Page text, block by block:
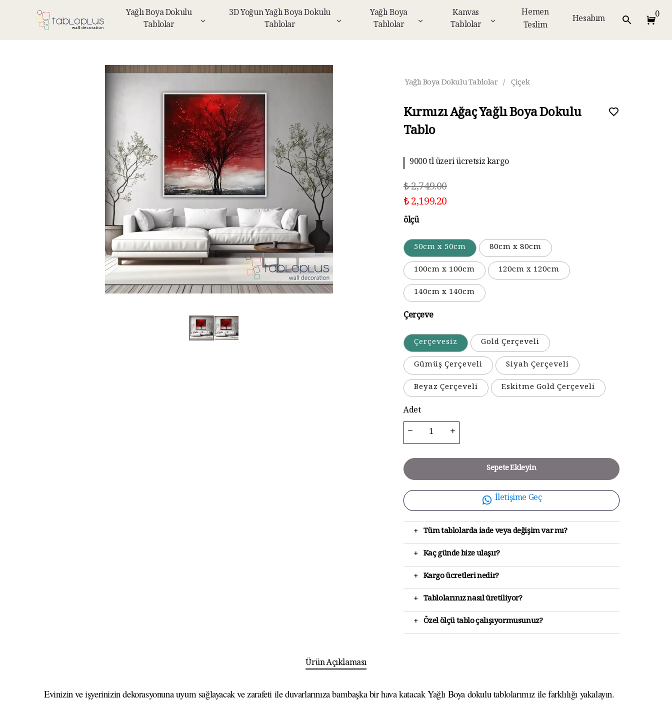
Yağlı Boya Dokulu
Tablolar
3D Yoğun Yağlı Boya Dokulu
Tablolar
Yağlı Boya
Tablolar
Kanvas
Tablolar
Hemen
Teslim
Hesabım 0
Yağlı Boya Dokulu Tablolar / Çiçek
Kırmızı Ağaç Yağlı Boya Dokulu
Tablo
10 aya kadar taksit imkanı
₺ 2,749.00
₺ 2,199.20
ölçü
50cm x 50cm
80cm x 80cm
100cm x 100cm
120cm x 120cm
140cm x 140cm
Çerçeve
Çerçevesiz
Gold Çerçeveli
Gümüş Çerçeveli
Siyah Çerçeveli
Beyaz Çerçeveli
Eskitme Gold Çerçeveli
Adet
Sepete Ekleyin
İletişime Geç
+ Tüm tablolarda iade veya değişim var mı?
+ Kaç günde bize ulaşır?
+ Kargo ücretleri nedir?
+ Tablolarınız nasıl üretiliyor?
+ Özel ölçü tablo çalışıyormusunuz?
Ürün Açıklaması
Evinizin ve işyerinizin dekorasyonuna uyum sağlayacak ve zarafeti ile duvarlarınıza bambaşka bir hava katacak Yağlı Boya dokulu tablolarımız ile farklılığı yakalayın.